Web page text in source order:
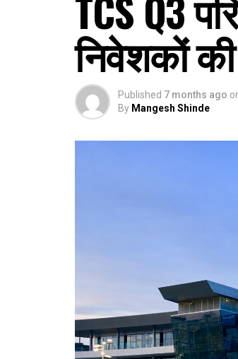
निवेशकों
Published 7 months ago
By Mangesh Shinde